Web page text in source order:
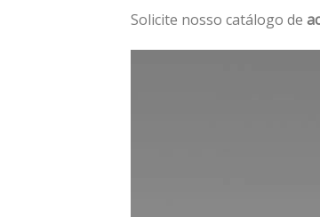
Solicite nosso catálogo de